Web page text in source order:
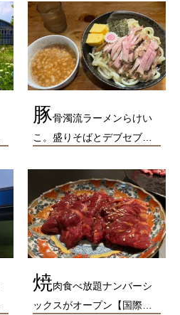
豚骨濁流ラーメンらけい
こ。盛りそばとデブセブ…
焼肉食べ放題ナンバーシ
ックスがオープン【国際…